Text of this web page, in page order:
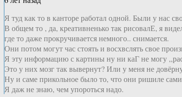
Я туд как то в канторе работал одной. Были у нас
В общем то , да, креативненько так рисовалЕ, я
где то даже прокручивается немного.. снимается.
Они потом могут час стоять и восхвслять свое
Я эту информацию с картины ну ни каГ не могу
Это у них мозг так вывернут? Или у меня не
Ну и саме прикольное было то, что они ришиле сами
Я даж не знаю, чем упороться надо.